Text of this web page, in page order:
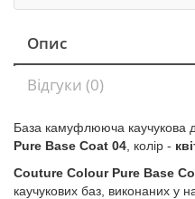
Опис
Відгуки (0)
База камуфлююча каучукова
Pure Base Coat 04 , колір -
Couture Colour Pure Base
каучукових баз, виконаних у